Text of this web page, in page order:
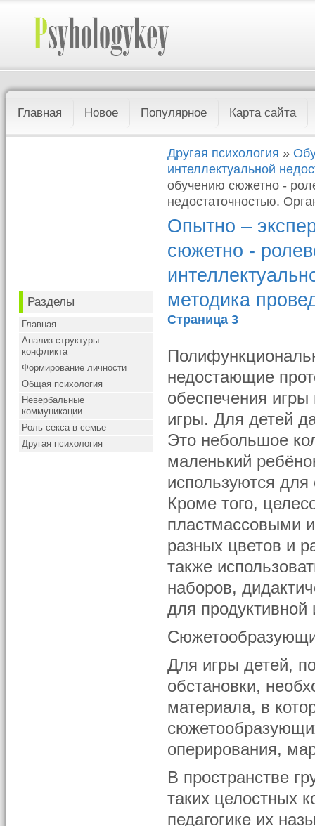
Главная Новое Популярное Карта сайта
Разделы
Главная
Анализ структуры
конфликта
Формирование личности
Общая психология
Невербальные
коммуникации
Роль секса в семье
Другая психология
Другая психология »
интеллектуальной
обучению сюжетно -
недостаточностью.
Опытно –
сюжетно -
методика
Страница 3
недостающие
обеспечения игры
игры. Для детей
Это небольшое
маленький
используются
Кроме того,
пластмассовыми
разных цветов и
также
наборов,
для продуктивной
Для игры детей,
обстановки,
материала, в
оперирования,
В пространстве
таких целостных
педагогике их